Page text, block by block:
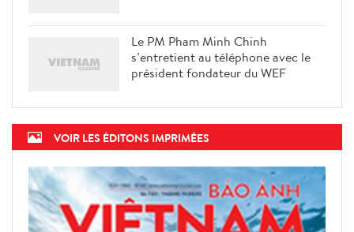
Le PM Pham Minh Chinh
s’entretient au téléphone avec le
président fondateur du WEF
VOIR LES ÉDITONS IMPRIMÉES